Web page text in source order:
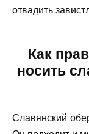
отвадить
Как
носить
Славянский